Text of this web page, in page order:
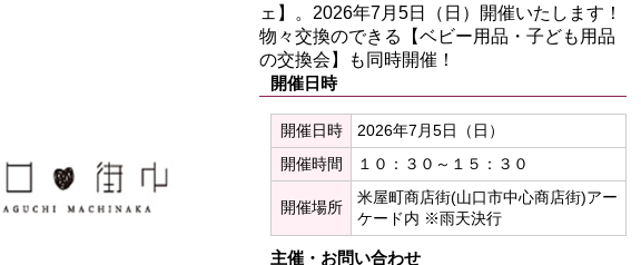
ェ】。2026年7月5日（日）開催いたします！
物々交換のできる【ベビー用品・子ども用品
の交換会】も同時開催！
開催日時
開催日時
2026年7月5日（日）
開催時間
１０：３０～１５：３０
開催場所
米屋町商店街(山口市中心商店街)アー
ケード内 ※雨天決行
主催・お問い合わせ